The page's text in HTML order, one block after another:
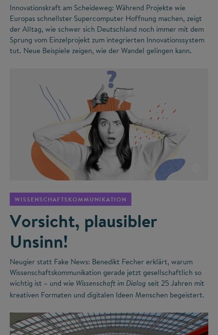
Innovationskraft am Scheideweg: Während Projekte wie
Europas schnellster Supercomputer Hoffnung machen, zeigt
der Alltag, wie schwer sich Deutschland noch immer mit dem
Sprung vom Einzelprojekt zum integrierten Innovationssystem
tut. Neue Beispiele zeigen, wie der Wandel gelingen kann.
WISSENSCHAFTSKOMMUNIKATION
Vorsicht, plausibler
Unsinn!
Neugier statt Fake News: Benedikt Fecher erklärt, warum
Wissenschaftskommunikation gerade jetzt gesellschaftlich so
wichtig ist – und wie Wissenschaft im Dialog seit 25 Jahren mit
kreativen Formaten und digitalen Ideen Menschen begeistert.